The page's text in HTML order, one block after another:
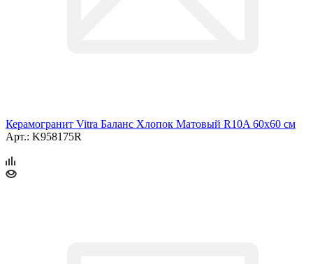
Керамогранит Vitra Баланс Хлопок Матовый R10A 60x60 см
Арт.: K958175R